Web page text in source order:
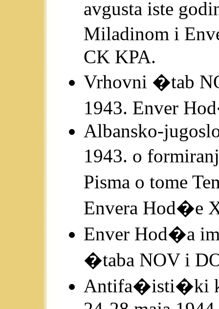
avgusta iste
Miladinom i
CK KPA.
Vrhovni �tab
1943. Enver
Albansko-
1943. o
Pisma o tome
Envera Hod�e
Enver Hod�a
�taba NOV i
Antifa�isti�ki